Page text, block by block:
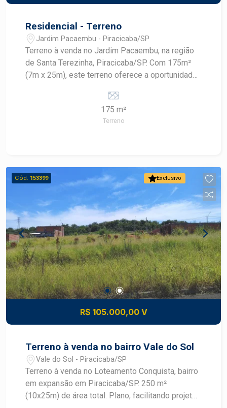
Residencial - Terreno
Jardim Pacaembu - Piracicaba/SP
Terreno à venda no Jardim Pacaembu, na região
de Santa Terezinha, Piracicaba/SP. Com 175m²
(7m x 25m), este terreno oferece a oportunidade
Construção e realize seu projeto com
175 m²
Terreno
Exclusivo
Cód. 153399
R$ 105.000,00 V
Terreno à venda no bairro Vale do Sol
Vale do Sol - Piracicaba/SP
Terreno à venda no Loteamento Conquista, bairro
em expansão em Piracicaba/SP. 250 m²
(10x25m) de área total. Plano, facilitando projetos